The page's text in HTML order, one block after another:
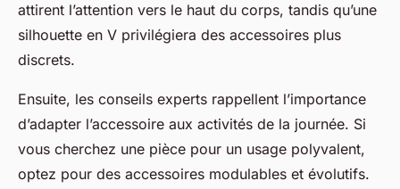
attirent l’attention vers le haut du corps, tandis qu’une
silhouette en V privilégiera des accessoires plus
discrets.
Ensuite, les conseils experts rappellent l’importance
d’adapter l’accessoire aux activités de la journée. Si
vous cherchez une pièce pour un usage polyvalent,
optez pour des accessoires modulables et évolutifs.